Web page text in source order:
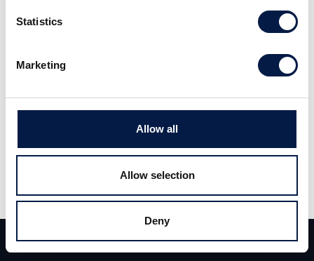
Statistics
Marketing
Allow all
Allow selection
Deny
Team Deals Kontakt